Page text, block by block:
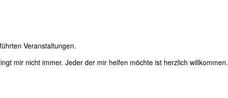
Veranstaltungen.
mir nicht immer. Jeder der mir helfen möchte ist herzlich willkommen.